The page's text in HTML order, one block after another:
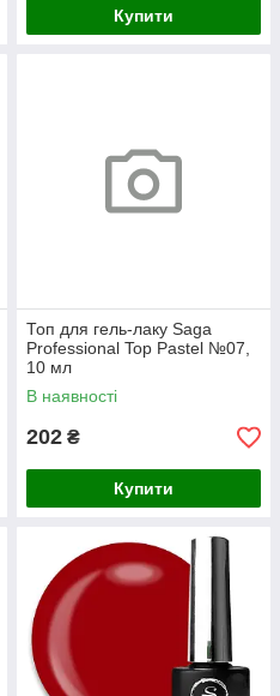
Купити
Топ для гель-лаку Saga
Professional Top Pastel №07,
10 мл
В наявності
202 ₴
Купити